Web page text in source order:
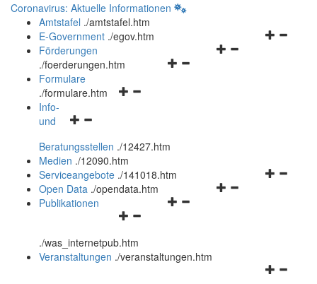
Coronavirus: Aktuelle Informationen
Amtstafel ./amtstafel.htm
Navigationsmenü
E-Government ./egov.htm
Navigationsmenü
Förderungen
./foerderungen.htm
Navigationsmenü
Formulare
./formulare.htm
Navigationsmenü
und
schließen
Info-
und
Beratungsstellen ./12427.htm
Medien ./12090.htm
Navigationsmenü
Serviceangebote ./141018.htm
Navigationsmenü
Open Data ./opendata.htm
Navigationsmenü
und
schließen
Publikationen
./was_internetpub.htm
Veranstaltungen ./veranstaltungen.htm